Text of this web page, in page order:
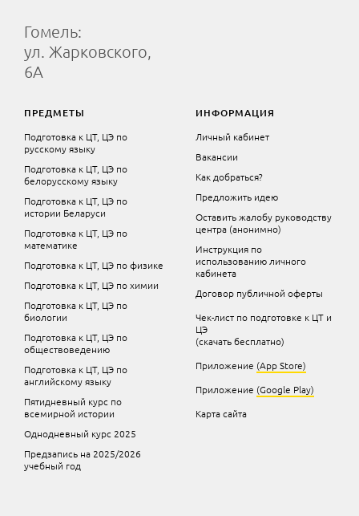
Гомель:
ул. Жарковского,
6А
ПРЕДМЕТЫ
Подготовка к ЦТ, ЦЭ по
русскому языку
Подготовка к ЦТ, ЦЭ по
белорусскому языку
Подготовка к ЦТ, ЦЭ по
истории Беларуси
Подготовка к ЦТ, ЦЭ по
математике
Подготовка к ЦТ, ЦЭ по физике
Подготовка к ЦТ, ЦЭ по химии
Подготовка к ЦТ, ЦЭ по
биологии
Подготовка к ЦТ, ЦЭ по
обществоведению
Подготовка к ЦТ, ЦЭ по
английскому языку
Пятидневный курс по
всемирной истории
Однодневный курс 2025
Предзапись на 2025/2026
учебный год
ИНФОРМАЦИЯ
Личный кабинет
Вакансии
Как добраться?
Предложить идею
Оставить жалобу руководству
центра (анонимно)
Инструкция по
использованию личного
кабинета
Договор публичной оферты
Чек-лист по подготовке к ЦТ и
ЦЭ
(скачать бесплатно)
Приложение (App Store)
Приложение (Google Play)
Карта сайта